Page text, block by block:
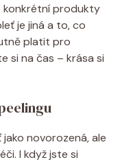
konkrétní produkty
je jiná a to, co
platit pro
si na čas – krása si
novorozená, ale
I když jste si